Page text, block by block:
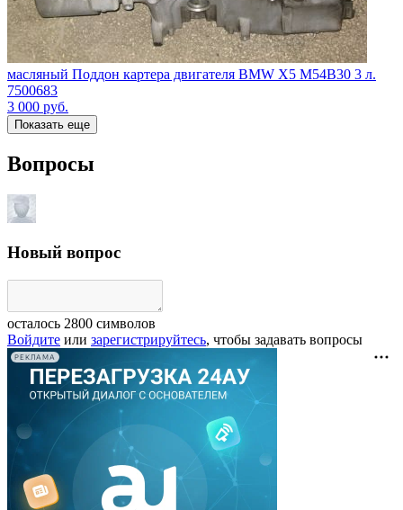
масляный Поддон картера двигателя BMW X5 M54B30 3 л.
7500683
3 000 руб.
Показать еще
Вопросы
Новый вопрос
осталось 2800 символов
Войдите или зарегистрируйтесь, чтобы задавать вопросы
РЕКЛАМА